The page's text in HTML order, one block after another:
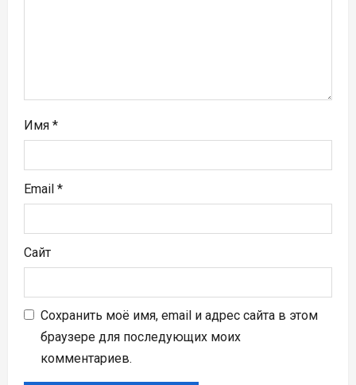
я
Имя *
Email *
Сайт
Сохранить моё имя, email и адрес сайта в этом
браузере для последующих моих
комментариев.